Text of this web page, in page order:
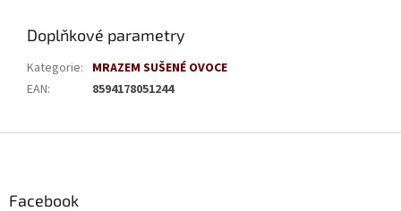
Doplňkové parametry
Kategorie: MRAZEM SUŠENÉ OVOCE
EAN: 8594178051244
Facebook